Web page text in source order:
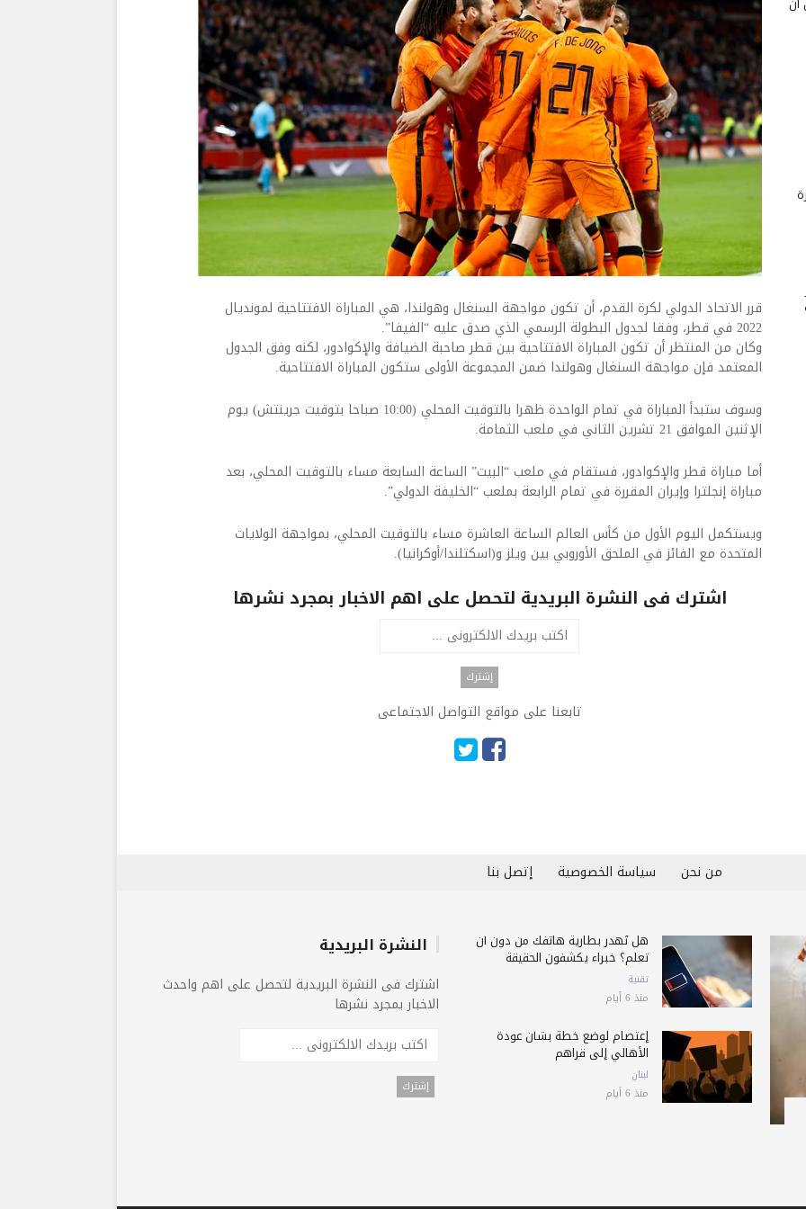
قرر الاتحاد الدولي لكرة القدم، أن تكون مواجهة السنغال وهولندا، هي المباراة الافتتاحية لمونديال
2022 في قطر، وفقا لجدول البطولة الرسمي الذي صدق عليه “الفيفا”.
وكان من المنتظر أن تكون المباراة الافتتاحية بين قطر صاحبة الضيافة والإكوادور، لكنه وفق الجدول
المعتمد فإن مواجهة السنغال وهولندا ضمن المجموعة الأولى ستكون المباراة الافتتاحية.
وسوف ستبدأ المباراة في تمام الواحدة ظهرا بالتوقيت المحلي (10:00 صباحا بتوقيت جرينتش) يوم
الإثنين الموافق 21 تشرين الثاني في ملعب الثمامة.
أما مباراة قطر والإكوادور، فستقام في ملعب “البيت” الساعة السابعة مساء بالتوقيت المحلي، بعد
مباراة إنجلترا وإيران المقررة في تمام الرابعة بملعب “الخليفة الدولي”.
ويستكمل اليوم الأول من كأس العالم الساعة العاشرة مساء بالتوقيت المحلي، بمواجهة الولايات
المتحدة مع الفائز في الملحق الأوروبي بين ويلز و(اسكتلندا/أوكرانيا).
اشترك فى النشرة البريدية لتحصل على اهم الاخبار بمجرد نشرها
تابعنا على مواقع التواصل الاجتماعى
من نحن سياسة الخصوصية إتصل بنا
هل تُهدر بطارية هاتفك من دون أن
تعلم؟ خبراء يكشفون الحقيقة
تقنية
منذ 6 أيام
إعتصام لوضع خطة بشأن عودة
الأهالي إلى قراهم
لبنان
منذ 6 أيام
النشرة البريدية
اشترك فى النشرة البريدية لتحصل على اهم واحدث
الاخبار بمجرد نشرها